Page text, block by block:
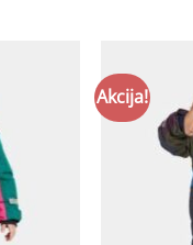
Akcija!